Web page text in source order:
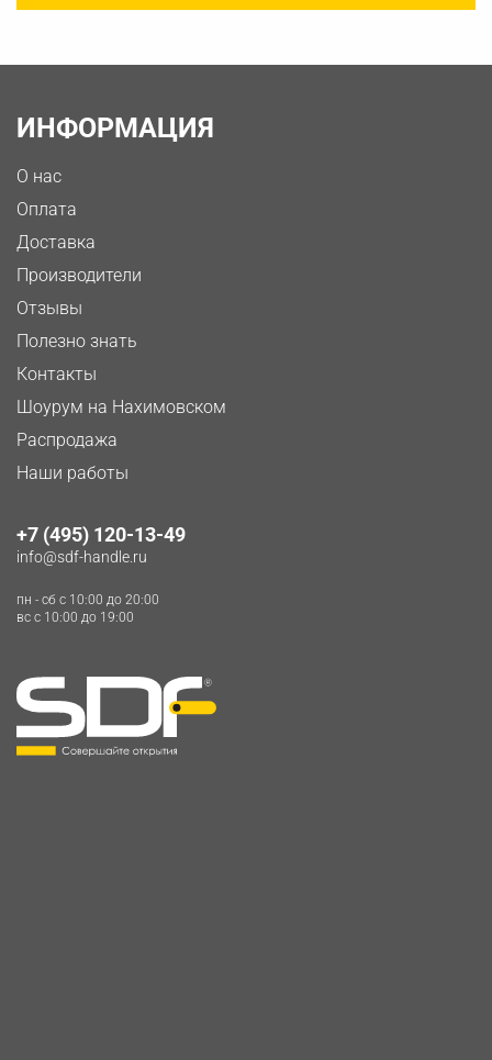
ИНФОРМАЦИЯ
О нас
Оплата
Доставка
Производители
Отзывы
Полезно знать
Контакты
Шоурум на Нахимовском
Распродажа
Наши работы
+7 (495) 120-13-49
info@sdf-handle.ru
пн - сб c 10:00 до 20:00
вс c 10:00 до 19:00